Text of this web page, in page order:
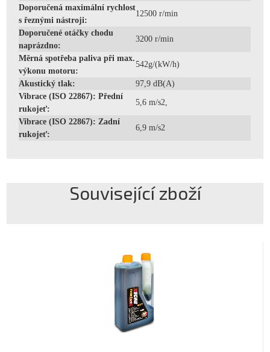
Doporučená maximální rychlost
s řeznými nástroji:
12500 r/min
Doporučené otáčky chodu
naprázdno:
3200 r/min
Měrná spotřeba paliva při max.
výkonu motoru:
542g/(kW/h)
Akustický tlak:
97,9 dB(A)
Vibrace (ISO 22867): Přední
rukojeť:
5,6 m/s2,
Vibrace (ISO 22867): Zadní
rukojeť:
6,9 m/s2
Související zboží